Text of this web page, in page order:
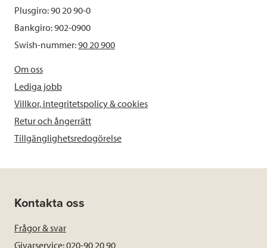
Plusgiro: 90 20 90-0
Bankgiro: 902-0900
Swish-nummer:90 20 900
Om oss
Lediga jobb
Villkor, integritetspolicy & cookies
Retur och ångerrätt
Tillgänglighetsredogörelse
Kontakta oss
Frågor & svar
Givarservice: 020-90 20 90